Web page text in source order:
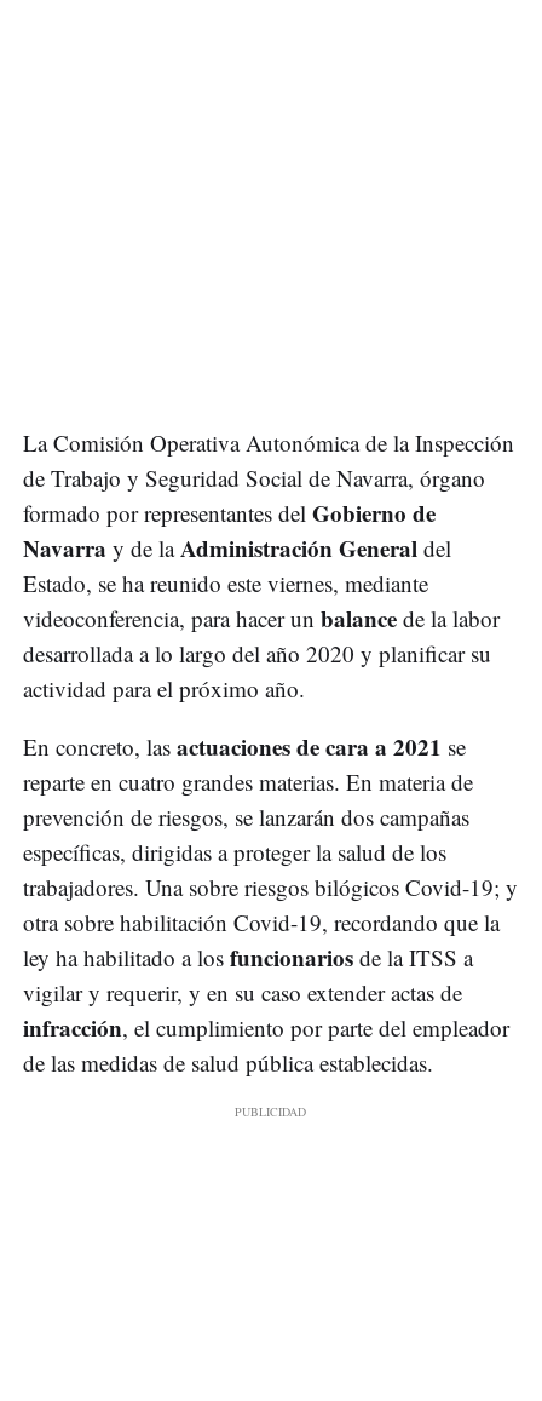
La Comisión Operativa Autonómica de la Inspección
de Trabajo y Seguridad Social de Navarra, órgano
formado por representantes del Gobierno de
Navarra y de laAdministración General del
Estado, se ha reunido este viernes, mediante
videoconferencia, para hacer un balance de la labor
desarrollada a lo largo del año 2020 y planificar su
actividad para el próximo año.
En concreto, las actuaciones de cara a 2021 se
reparte en cuatro grandes materias. En materia de
prevención de riesgos, se lanzarán dos campañas
específicas, dirigidas a proteger la salud de los
trabajadores. Una sobre riesgos bilógicos Covid-19; y
otra sobre habilitación Covid-19, recordando que la
ley ha habilitado a los funcionarios de la ITSS a
vigilar y requerir, y en su caso extender actas de
infracción, el cumplimiento por parte del empleador
de las medidas de salud pública establecidas.